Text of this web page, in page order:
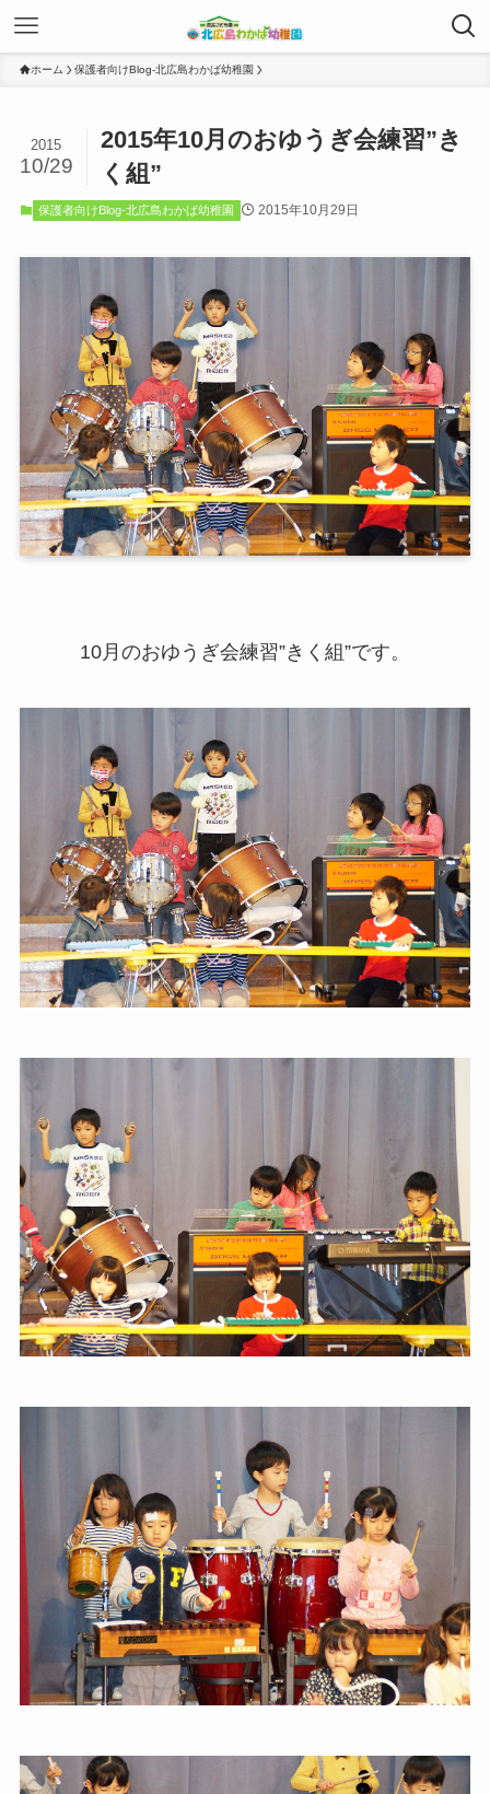
ホーム 保護者向けBlog-北広島わかば幼稚園
2015年10月のおゆうぎ会練習”き
く組”
2015
10/29
保護者向けBlog-北広島わかば幼稚園 2015年10月29日
10月のおゆうぎ会練習”きく組”です。